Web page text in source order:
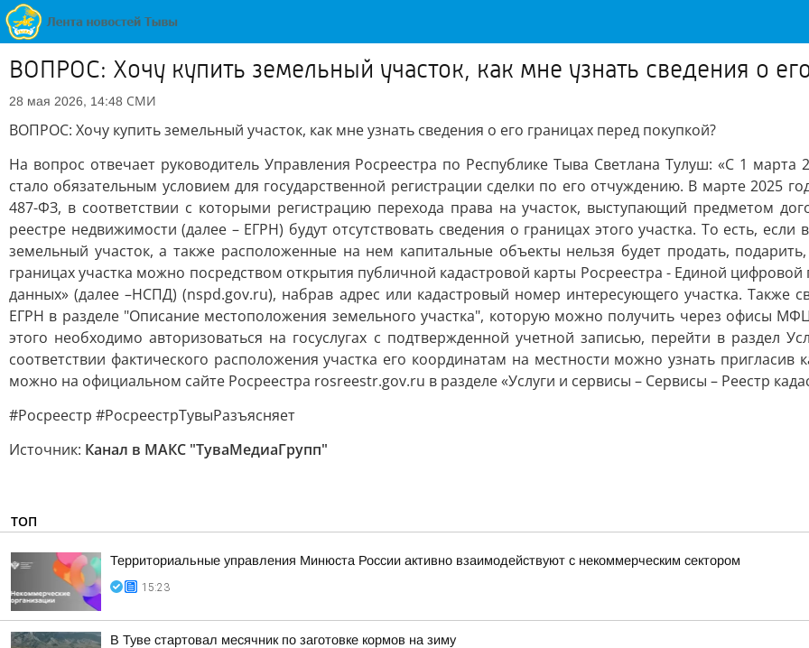
ВОПРОС: Хочу купить земельный участок, как мне узнать сведения о
28 мая 2026, 14:48 СМИ
ВОПРОС: Хочу купить земельный участок, как мне узнать сведения о его границах перед покупкой?
На вопрос отвечает руководитель Управления Росреестра по Республике Тыва Светлана Тулуш: «С 1 марта
стало обязательным условием для государственной регистрации сделки по его отчуждению. В марте 2025
487-ФЗ, в соответствии с которыми регистрацию перехода права на участок, выступающий предметом
реестре недвижимости (далее – ЕГРН) будут отсутствовать сведения о границах этого участка. То есть,
земельный участок, а также расположенные на нем капитальные объекты нельзя будет продать,
границах участка можно посредством открытия публичной кадастровой карты Росреестра - Единой
данных» (далее –НСПД) (nspd.gov.ru), набрав адрес или кадастровый номер интересующего участка. Также
ЕГРН в разделе "Описание местоположения земельного участка", которую можно получить через офисы
этого необходимо авторизоваться на госуслугах с подтвержденной учетной записью, перейти в раздел
соответствии фактического расположения участка его координатам на местности можно узнать
можно на официальном сайте Росреестра rosreestr.gov.ru в разделе «Услуги и сервисы – Сервисы – Реестр
#Росреестр #РосреестрТувыРазъясняет
Источник: Канал в МАКС "ТуваМедиаГрупп"
ТОП
Территориальные управления Минюста России активно взаимодействуют с некоммерческим сектором
15:23
В Туве стартовал месячник по заготовке кормов на зиму